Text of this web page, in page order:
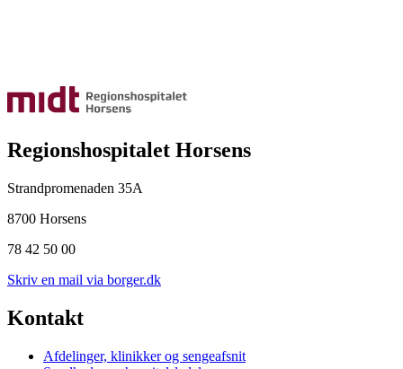
Regionshospitalet Horsens
Strandpromenaden 35A
8700 Horsens
78 42 50 00
Skriv en mail via borger.dk
Kontakt
Afdelinger, klinikker og sengeafsnit